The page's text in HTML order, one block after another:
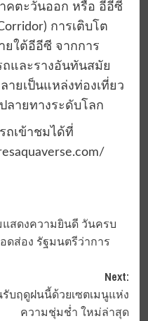
คตะวันออก หรือ อีอีซี
การเติบโต
ยใต้อีอีซี จากการ
และรางอันทันสมัย
ยเป็นแหล่งท่องเที่ยว
ายทางระดับโลก
ถเข้าชมได้ที่
สดงความยินดี วันครบ
ดส่อง รัฐมนตรีว่าการ
Next:
บฤดูฝนนี้ด้วยเซตเมนูแห่ง
ความชุ่มช่ำ ใหม่ล่าสุด